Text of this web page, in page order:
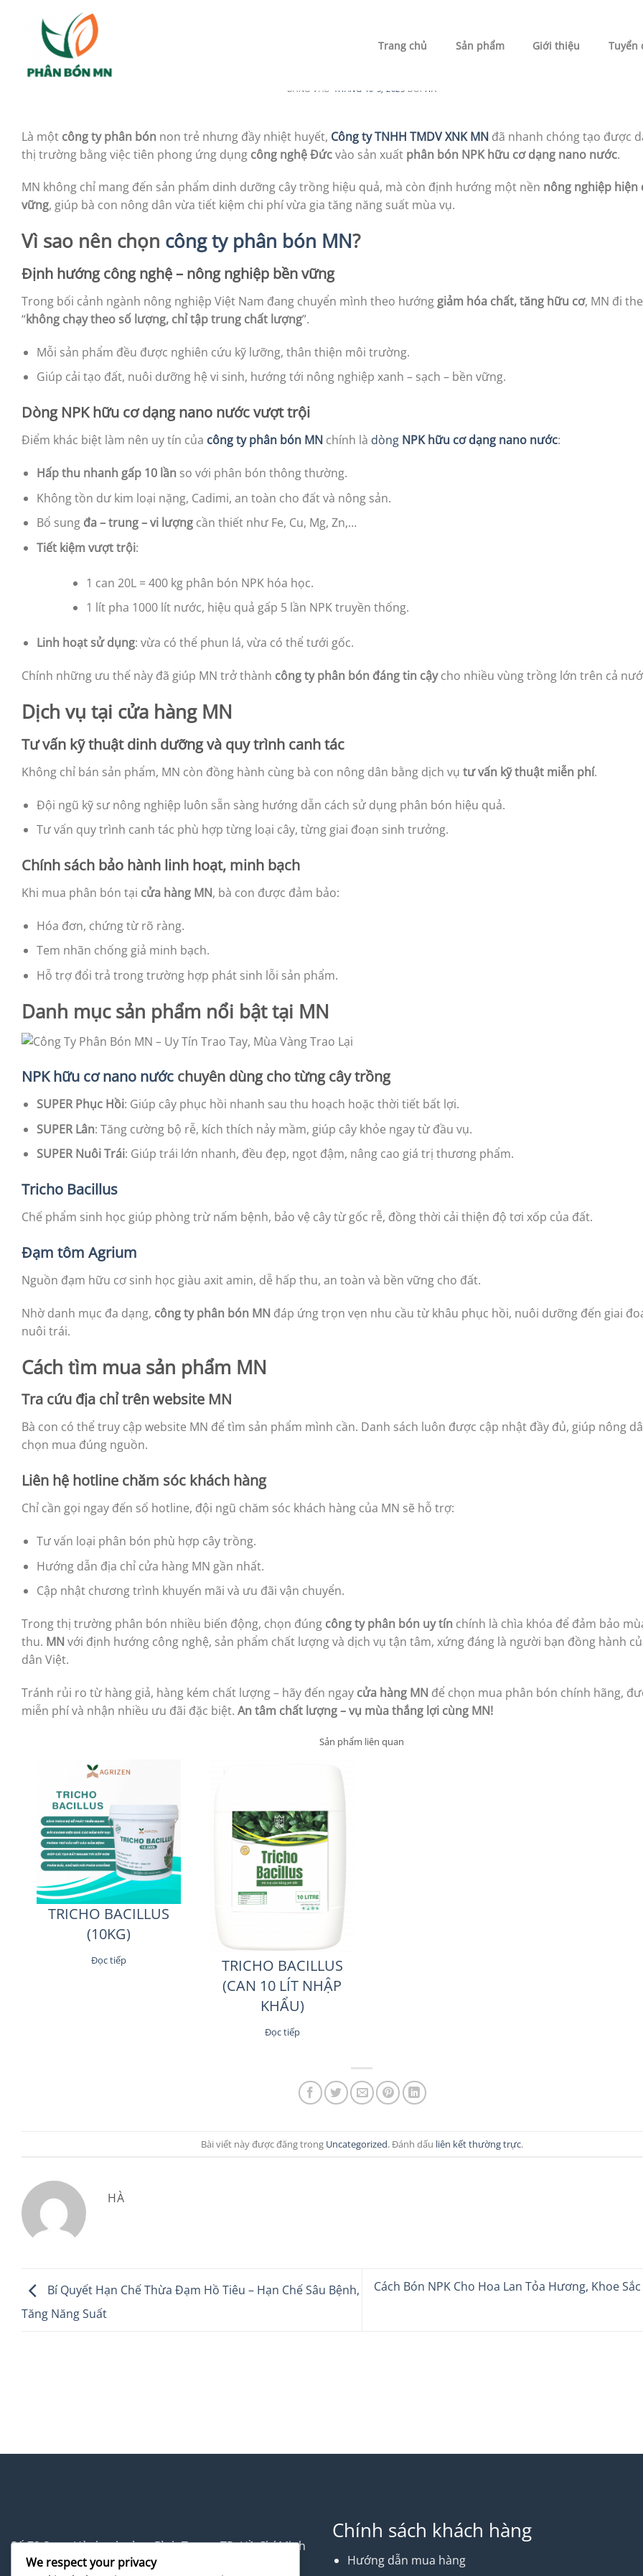
Trang chủ Sản phẩm Giới thiệu Tuyển
Công Ty Phân Bón MN – Uy Tín Trao Tay, Mùa Vàng Trao Lại
ĐĂNG VÀO THÁNG 10 5, 2025 BỞI HÀ
Là một công ty phân bón non trẻ nhưng đầy nhiệt huyết, Công ty TNHH TMDV XNK MN đã nhanh chóng tạo được
thị trường bằng việc tiên phong ứng dụng công nghệ Đứcvào sản xuất phân bón NPK hữu cơ dạng nano nước.
MN không chỉ mang đến sản phẩm dinh dưỡng cây trồng hiệu quả, mà còn định hướng một nền nông nghiệp hiện
vững, giúp bà con nông dân vừa tiết kiệm chi phí vừa gia tăng năng suất mùa vụ.
Vì sao nên chọn công ty phân bón MN?
Định hướng công nghệ – nông nghiệp bền vững
Trong bối cảnh ngành nông nghiệp Việt Nam đang chuyển mình theo hướng giảm hóa chất, tăng hữu cơ, MN đi
“không chạy theo số lượng, chỉ tập trung chất lượng”.
Mỗi sản phẩm đều được nghiên cứu kỹ lưỡng, thân thiện môi trường.
Giúp cải tạo đất, nuôi dưỡng hệ vi sinh, hướng tới nông nghiệp xanh – sạch – bền vững.
Dòng NPK hữu cơ dạng nano nước vượt trội
Điểm khác biệt làm nên uy tín của công ty phân bón MN chính là dòng NPK hữu cơ dạng nano nước:
Hấp thu nhanh gấp 10 lầnso với phân bón thông thường.
Không tồn dư kim loại nặng, Cadimi, an toàn cho đất và nông sản.
Bổ sung đa – trung – vi lượngcần thiết như Fe, Cu, Mg, Zn,…
Tiết kiệm vượt trội:
1 can 20L = 400 kg phân bón NPK hóa học.
1 lít pha 1000 lít nước, hiệu quả gấp 5 lần NPK truyền thống.
Linh hoạt sử dụng: vừa có thể phun lá, vừa có thể tưới gốc.
Chính những ưu thế này đã giúp MN trở thành công ty phân bón đáng tin cậycho nhiều vùng trồng lớn trên cả
Dịch vụ tại cửa hàng MN
Tư vấn kỹ thuật dinh dưỡng và quy trình canh tác
Không chỉ bán sản phẩm, MN còn đồng hành cùng bà con nông dân bằng dịch vụ tư vấn kỹ thuật miễn phí.
Đội ngũ kỹ sư nông nghiệp luôn sẵn sàng hướng dẫn cách sử dụng phân bón hiệu quả.
Tư vấn quy trình canh tác phù hợp từng loại cây, từng giai đoạn sinh trưởng.
Chính sách bảo hành linh hoạt, minh bạch
Khi mua phân bón tại cửa hàng MN, bà con được đảm bảo:
Hóa đơn, chứng từ rõ ràng.
Tem nhãn chống giả minh bạch.
Hỗ trợ đổi trả trong trường hợp phát sinh lỗi sản phẩm.
Danh mục sản phẩm nổi bật tại MN
NPK hữu cơ nano nước chuyên dùng cho từng cây trồng
SUPER Phục Hồi: Giúp cây phục hồi nhanh sau thu hoạch hoặc thời tiết bất lợi.
SUPER Lân: Tăng cường bộ rễ, kích thích nảy mầm, giúp cây khỏe ngay từ đầu vụ.
SUPER Nuôi Trái: Giúp trái lớn nhanh, đều đẹp, ngọt đậm, nâng cao giá trị thương phẩm.
Tricho Bacillus
Chế phẩm sinh học giúp phòng trừ nấm bệnh, bảo vệ cây từ gốc rễ, đồng thời cải thiện độ tơi xốp của đất.
Đạm tôm Agrium
Nguồn đạm hữu cơ sinh học giàu axit amin, dễ hấp thu, an toàn và bền vững cho đất.
Nhờ danh mục đa dạng, công ty phân bón MN đáp ứng trọn vẹn nhu cầu từ khâu phục hồi, nuôi dưỡng đến giai
nuôi trái.
Cách tìm mua sản phẩm MN
Tra cứu địa chỉ trên website MN
Bà con có thể truy cập website MN để tìm sản phẩm mình cần. Danh sách luôn được cập nhật đầy đủ, giúp nông
chọn mua đúng nguồn.
Liên hệ hotline chăm sóc khách hàng
Chỉ cần gọi ngay đến số hotline, đội ngũ chăm sóc khách hàng của MN sẽ hỗ trợ:
Tư vấn loại phân bón phù hợp cây trồng.
Hướng dẫn địa chỉ cửa hàng MN gần nhất.
Cập nhật chương trình khuyến mãi và ưu đãi vận chuyển.
Trong thị trường phân bón nhiều biến động, chọn đúng công ty phân bón uy tín chính là chìa khóa để đảm bảo
thu. MN với định hướng công nghệ, sản phẩm chất lượng và dịch vụ tận tâm, xứng đáng là người bạn đồng hành
dân Việt.
Tránh rủi ro từ hàng giả, hàng kém chất lượng – hãy đến ngay cửa hàng MN để chọn mua phân bón chính hãng,
miễn phí và nhận nhiều ưu đãi đặc biệt. An tâm chất lượng – vụ mùa thắng lợi cùng MN!
Sản phẩm liên quan
TRICHO BACILLUS
(10KG)
Đọc tiếp
TRICHO BACILLUS
(CAN 10 LÍT NHẬP
KHẨU)
Đọc tiếp
Bài viết này được đăng trong Uncategorized. Đánh dấu liên kết thường trực.
HÀ
Bí Quyết Hạn Chế Thừa Đạm Hồ Tiêu – Hạn Chế Sâu Bệnh,
Tăng Năng Suất
Cách Bón NPK Cho Hoa Lan Tỏa Hương, Khoe
Số 72 Song Hành, phường Bình Trưng, TP. Hồ Chí Minh
Chính sách khách hàng
Hướng dẫn mua hàng
We respect your privacy